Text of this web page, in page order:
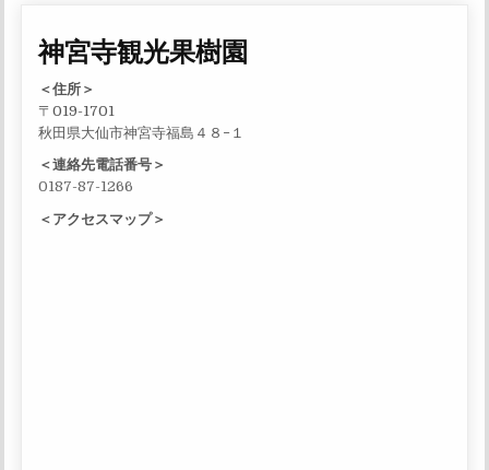
神宮寺観光果樹園
＜住所＞
〒019-1701
秋田県大仙市神宮寺福島４８−１
＜連絡先電話番号＞
0187-87-1266
＜アクセスマップ＞